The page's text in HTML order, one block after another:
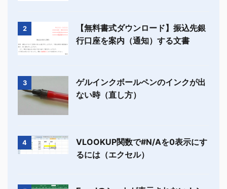
2
【無料書式ダウンロード】振込先銀
行口座を案内（通知）する文書
3
ゲルインクボールペンのインクが出
ない時（直し方）
4
VLOOKUP関数で#N/Aを0表示にす
るには（エクセル）